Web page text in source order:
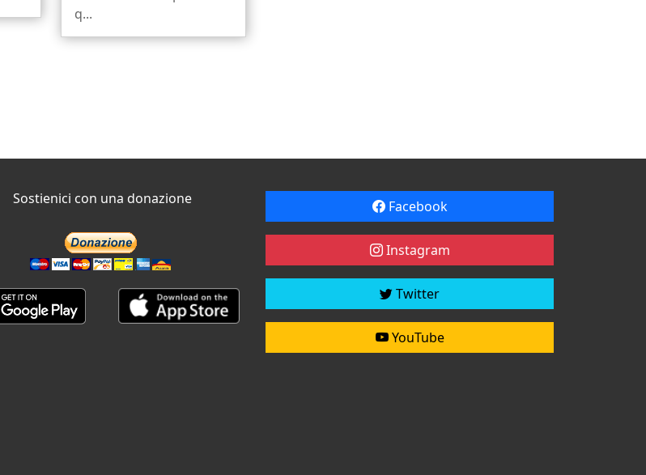
q...
Sostienici con una donazione Facebook
Instagram
Twitter
YouTube